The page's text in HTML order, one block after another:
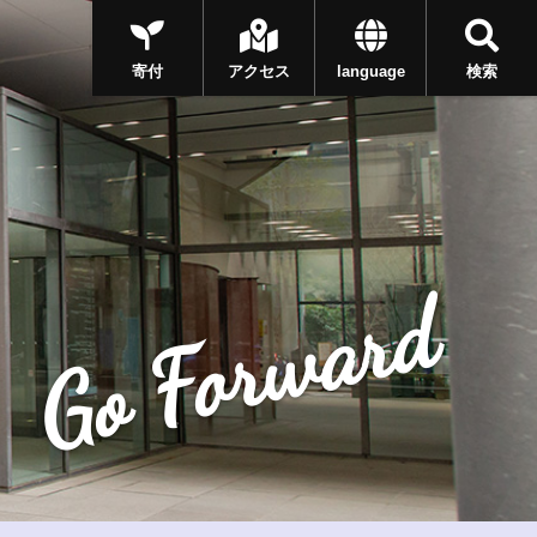
検索
language
アクセス
寄付
Go Forward